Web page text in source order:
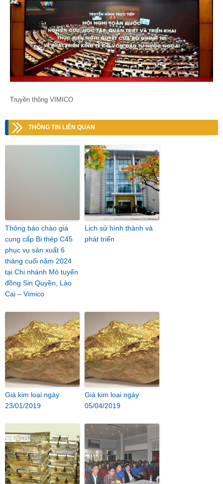
Truyền thông VIMICO
THÔNG TIN LIÊN QUAN
Thông báo chào giá
cung cấp Bi thép C45
phục vụ sản xuất 6
tháng cuối năm 2024
tại Chi nhánh Mỏ tuyển
đồng Sin Quyền, Lào
Cai – Vimico
Lịch sử hình thành và
phát triển
Giá kim loại ngày
23/01/2019
Giá kim loại ngày
05/04/2019